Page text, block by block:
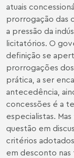
atuais
prorrogação das
a pressão da
licitatórios. O
definição se
prorrogações
prática, a ser
antecedência,
concessões é a
especialistas.
questão em
critérios
em desconto nas